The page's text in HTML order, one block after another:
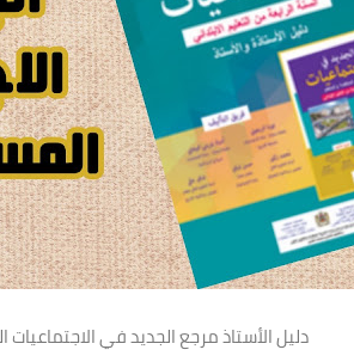
دليل الأستاذ مرجع الجديد في الاجتماعيات